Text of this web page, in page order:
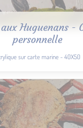
Huguenans -
personnelle
sur carte marine - 40X50